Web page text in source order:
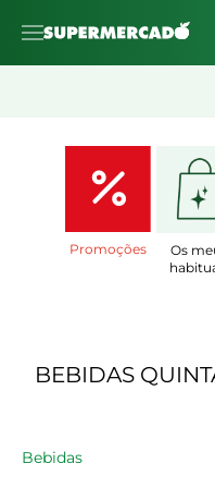
Promoções
Os
BEBIDAS
Bebidas